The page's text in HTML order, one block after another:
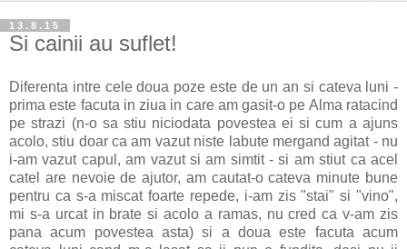
13.8.15
Si cainii au suflet!
Diferenta intre cele doua poze este de un an si cateva luni -
prima este facuta in ziua in care am gasit-o pe Alma ratacind
pe strazi (n-o sa stiu niciodata povestea ei si cum a ajuns
acolo, stiu doar ca am vazut niste labute mergand agitat - nu
i-am vazut capul, am vazut si am simtit - si am stiut ca acel
catel are nevoie de ajutor, am cautat-o cateva minute bune
pentru ca s-a miscat foarte repede, i-am zis "stai" si "vino",
mi s-a urcat in brate si acolo a ramas, nu cred ca v-am zis
pana acum povestea asta) si a doua este facuta acum